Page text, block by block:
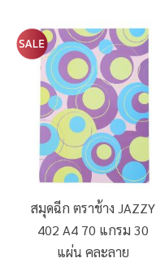
สมุดฉีก ตราช้าง JAZZY
402 A4 70 แกรม 30
แผ่น คละลาย